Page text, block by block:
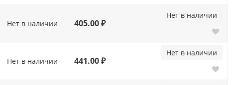
Нет в наличии 405.00 ₽
Нет в наличии
Нет в наличии 441.00 ₽
Нет в наличии